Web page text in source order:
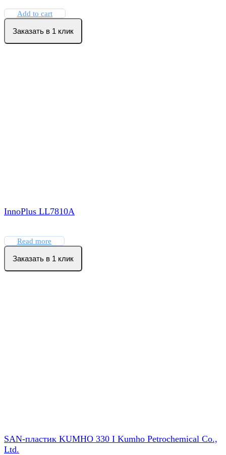
Add to cart
Заказать в 1 клик
InnoPlus LL7810A
Read more
Заказать в 1 клик
SAN-пластик KUMHO 330 I Kumho Petrochemical Co.,
Ltd.